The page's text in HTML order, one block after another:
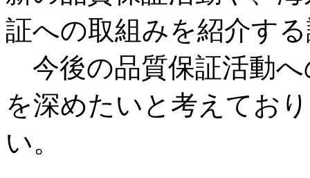
証への取組みを紹介す
今後の品質保証活動
を深めたいと考えてお
い。